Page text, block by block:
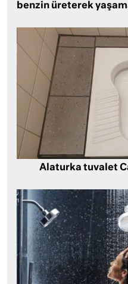
benzin üreterek
Alaturka tuvalet